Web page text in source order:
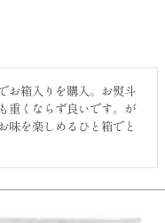
お箱入りを購入。お熨斗
重くならず良いです。が
味を楽しめるひと箱でと